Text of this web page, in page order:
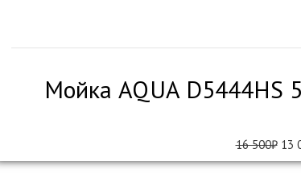
Мойка AQUA D5444HS
16 500₽ 13